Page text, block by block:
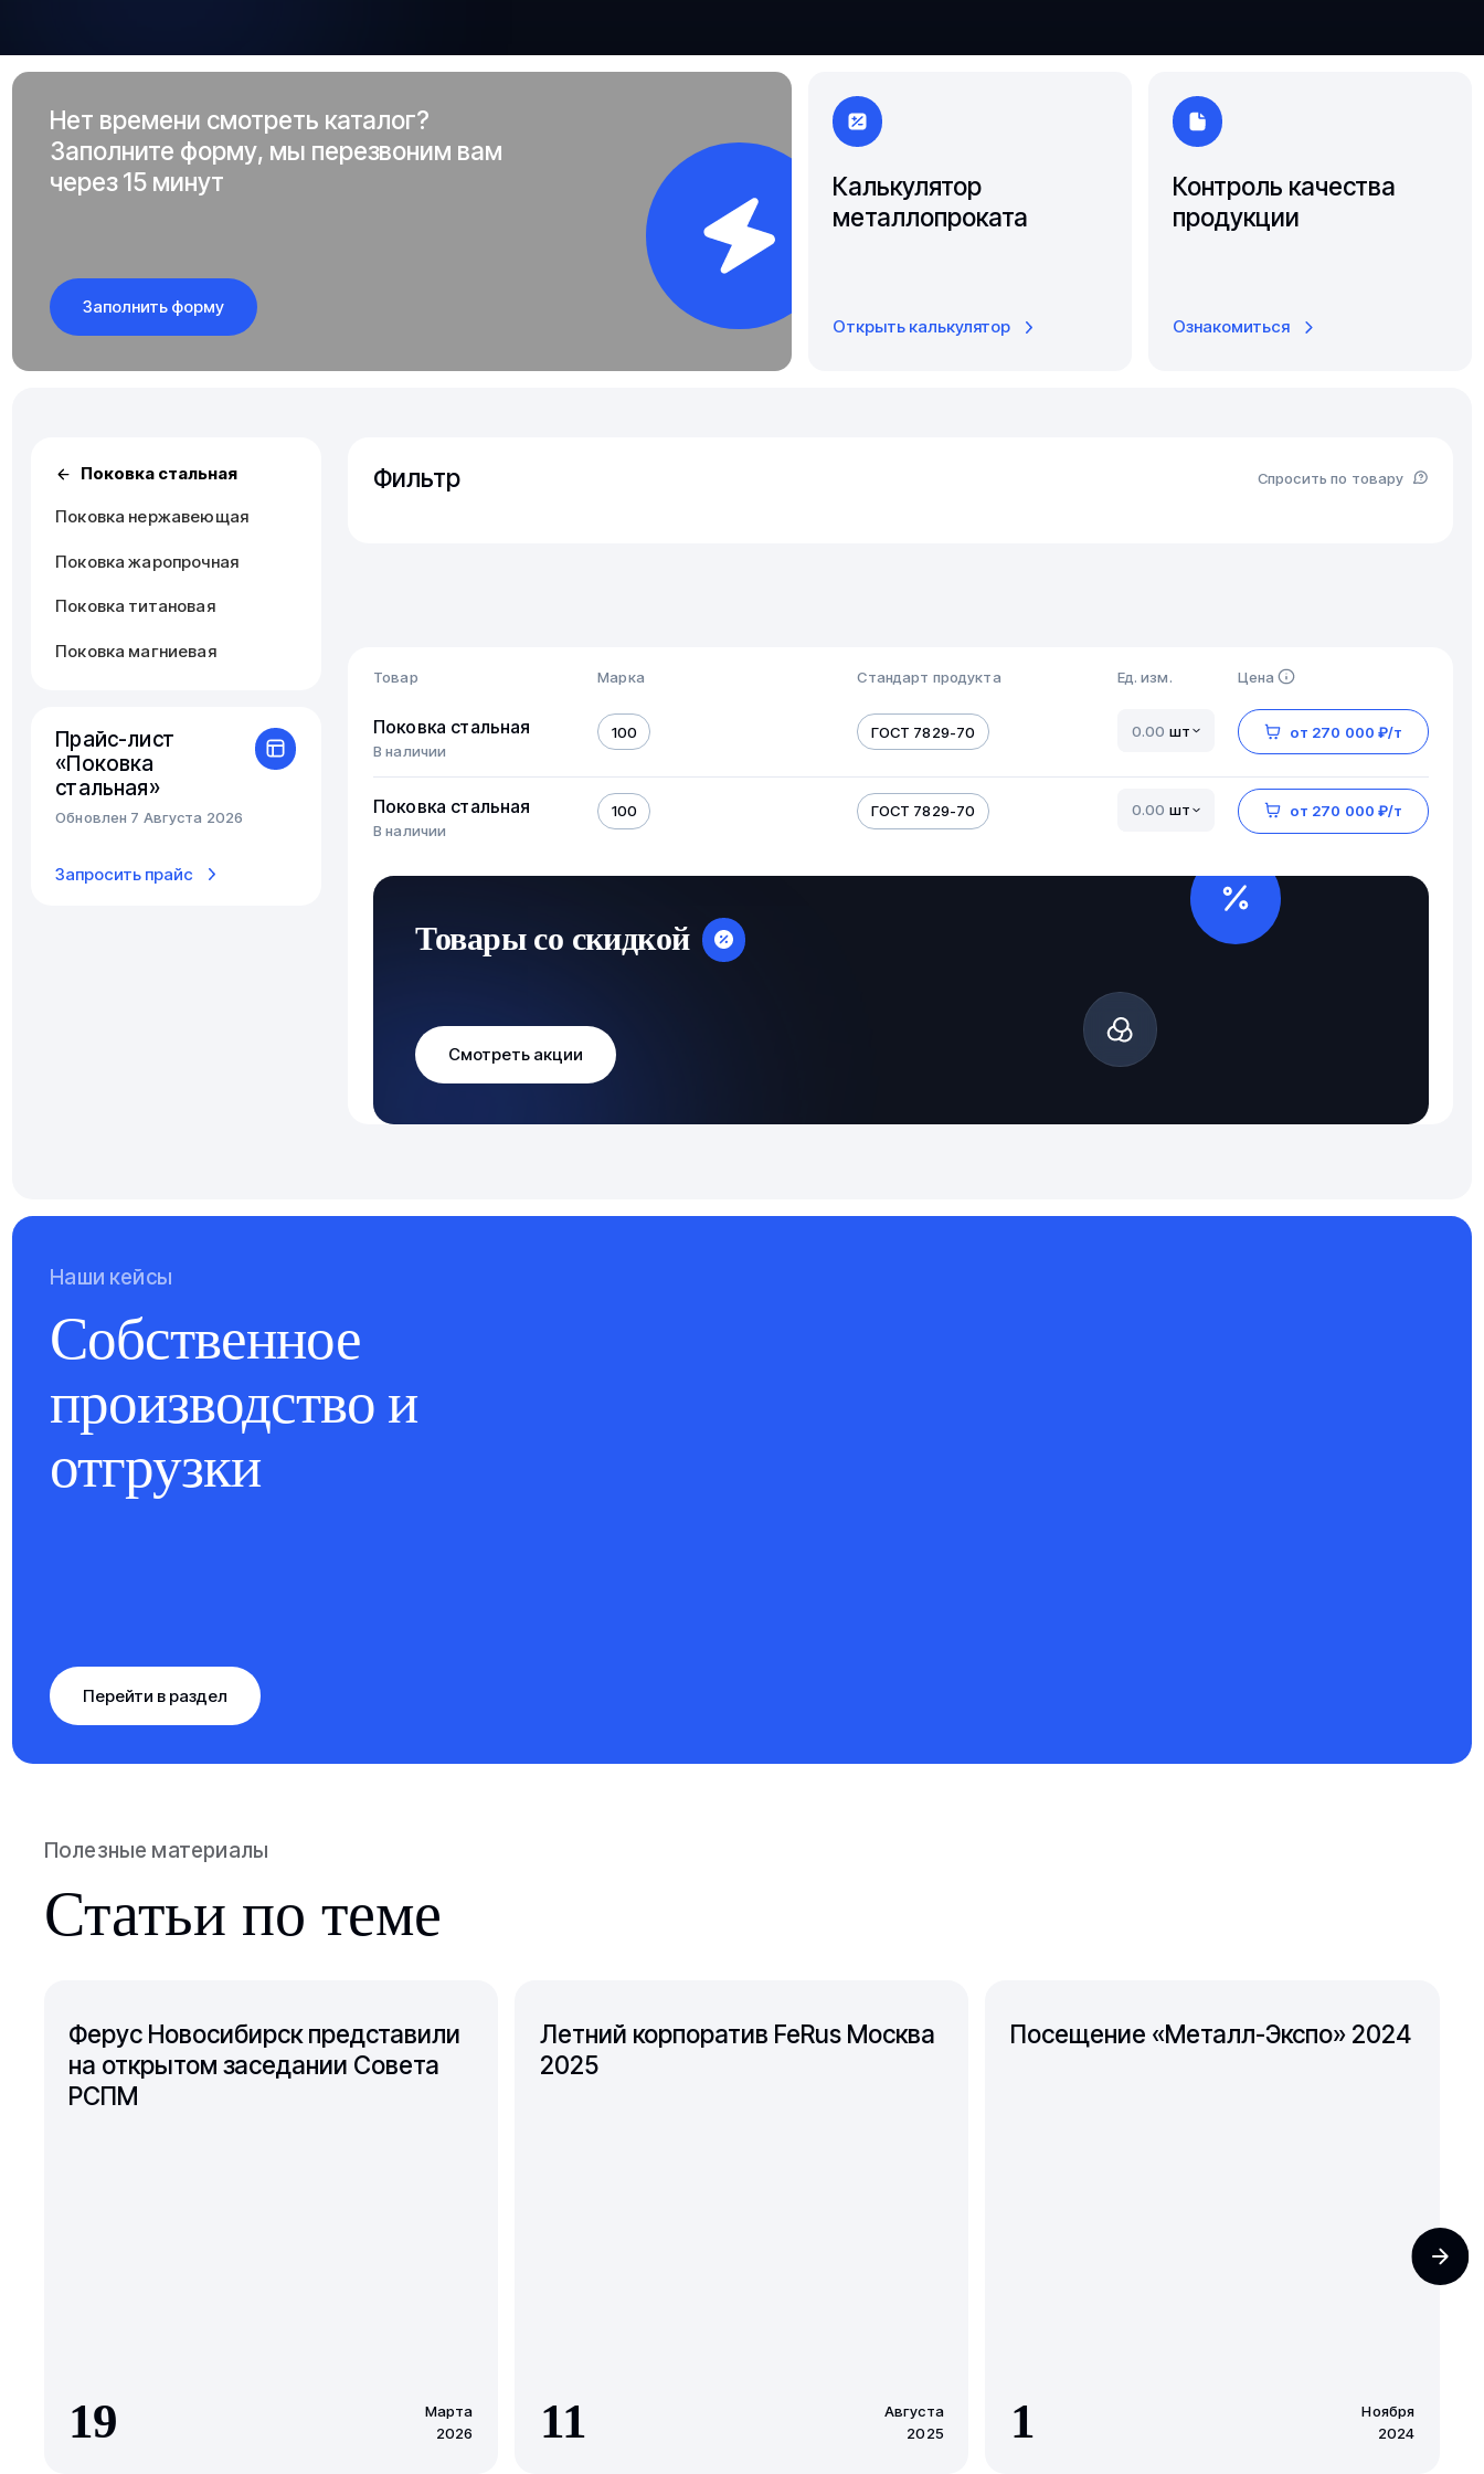
Нет времени смотреть каталог?
Заполните форму, мы перезвоним вам
через 15 минут
Заполнить форму
Калькулятор
металлопроката
Открыть калькулятор
Контроль качества
продукции
Ознакомиться
Поковка стальная
Поковка нержавеющая
Поковка жаропрочная
Поковка титановая
Поковка магниевая
Прайс-лист
«Поковка
стальная»
Обновлен 7 Августа 2026
Запросить прайс
Фильтр Спросить по товару
Товар Марка Стандарт продукта Ед. изм. Цена
Поковка стальная
В наличии
100 ГОСТ 7829-70 шт от 270 000 ₽/т
Поковка стальная
В наличии
100 ГОСТ 7829-70 шт от 270 000 ₽/т
Товары со скидкой
Смотреть акции
Наши кейсы
Собственное
производство и
отгрузки
Перейти в раздел
Полезные материалы
Статьи по теме
Ферус Новосибирск представили
на открытом заседании Совета
РСПМ
19
Марта
2026
Летний корпоратив FeRus Москва
2025
11
Августа
2025
Посещение «Металл-Экспо» 2024
1
Ноября
2024